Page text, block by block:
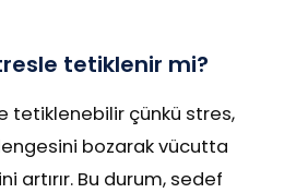
tetiklenir mi?
tetiklenebilir çünkü stres,
bozarak vücutta
artırır. Bu durum, sedef